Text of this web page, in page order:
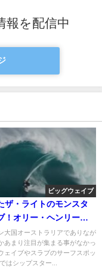
報を配信中
ビッグウェイブ
ザ・ライトのモンスタ
！オリー・ヘンリーの
画
大国オーストラリアでありなが
あまり注目が集まる事がなかっ
ェイブやスラブのサーフスポッ
はシップスター...